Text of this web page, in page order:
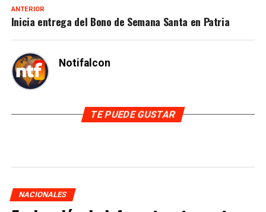
ANTERIOR
Inicia entrega del Bono de Semana Santa en Patria
Notifalcon
TE PUEDE GUSTAR
NACIONALES